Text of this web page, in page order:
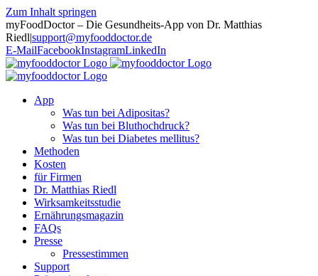
Zum Inhalt springen
myFoodDoctor – Die Gesundheits-App von Dr. Matthias
Riedl|support@myfooddoctor.de
E-MailFacebookInstagramLinkedIn
App
Was tun bei Adipositas?
Was tun bei Bluthochdruck?
Was tun bei Diabetes mellitus?
Methoden
Kosten
für Firmen
Dr. Matthias Riedl
Wirksamkeitsstudie
Ernährungsmagazin
FAQs
Presse
Pressestimmen
Support